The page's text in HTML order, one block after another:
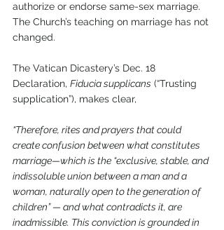
authorize or endorse same-sex marriage.
The Church’s teaching on marriage has not
changed.
The Vatican Dicastery’s Dec. 18
Declaration, Fiducia supplicans (“Trusting
supplication”), makes clear,
“Therefore, rites and prayers that could
create confusion between what constitutes
marriage—which is the “exclusive, stable, and
indissoluble union between a man and a
woman, naturally open to the generation of
children” — and what contradicts it, are
inadmissible. This conviction is grounded in